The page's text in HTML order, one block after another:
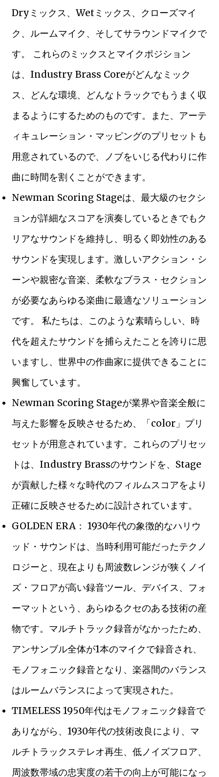
Dryミックス、Wetミックス、クローズマイ
ク、ルームマイク、そしてサラウンドマイクで
す。 これらのミックスとマイクポジション
は、Industry Brass Coreがどんなミック
ス、どんな環境、どんなトラックでもうまく収
まるようにするためのものです。また、アーテ
ィキュレーション・マッピングのプリセットも
用意されているので、ノブをいじる代わりに作
曲に時間を割くことができます。
Newman Scoring Stageは、最大級のセクシ
ョンが詳細なスコアを演奏しているときでもク
リアなサウンドを維持し、明るく即効性のある
サウンドを実現します。激しいアクション・シ
ーンや親密な音楽、柔軟なブラス・セクション
が必要なあらゆる楽曲に最適なソリューション
です。 私たちは、このような素晴らしい、時
代を超えたサウンドを捕らえたことを誇りに思
いますし、世界中の作曲家に提供できることに
興奮しています。
Newman Scoring Stageが業界や音楽全般に
与えた影響を反映させるため、「color」プリ
セットが用意されています。これらのプリセッ
トは、Industry Brassのサウンドを、Stage
が貢献した様々な時代のフィルムスコアをより
正確に反映させるために設計されています。
GOLDEN ERA： 1930年代の象徴的なハリウ
ッド・サウンドは、当時利用可能だったテクノ
ロジーと、現在よりも周波数レンジが狭くノイ
ズ・フロアが高い録音ツール、デバイス、フォ
ーマットという、あらゆるクセのある技術の産
物です。マルチトラック録音がなかったため、
アンサンブル全体が1本のマイクで録音され、
モノフォニック録音となり、楽器間のバランス
はルームバランスによって実現された。
TIMELESS 1950年代はモノフォニック録音で
ありながら、1930年代の技術改良により、マ
ルチトラックステレオ再生、低ノイズフロア、
周波数帯域の忠実度の若干の向上が可能になっ